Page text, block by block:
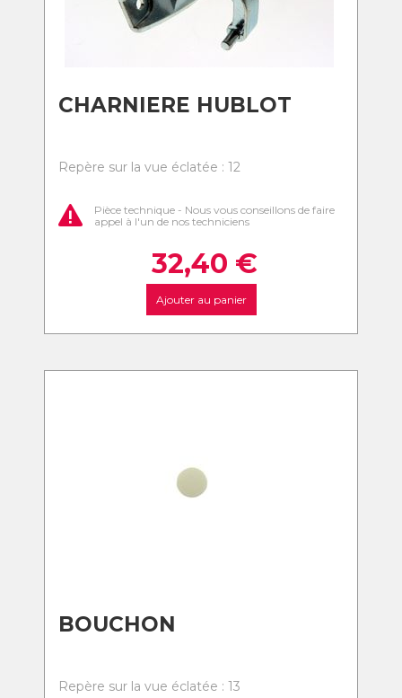
CHARNIERE HUBLOT
Repère sur la vue éclatée : 12
Pièce technique - Nous vous conseillons de faire
appel à l'un de nos techniciens
32,40 €
Ajouter au panier
BOUCHON
Repère sur la vue éclatée : 13